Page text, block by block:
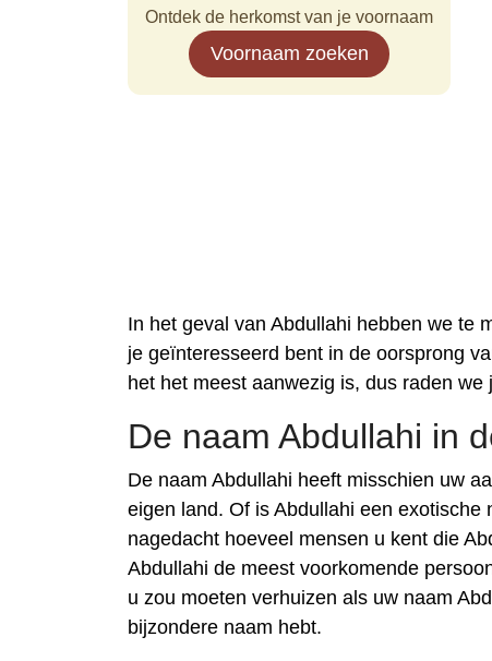
Ontdek de herkomst van je voornaam
Voornaam zoeken
In het geval van Abdullahi hebben we te
je geïnteresseerd bent in de oorsprong
het het meest aanwezig is, dus raden
De naam Abdullahi in
De naam Abdullahi heeft misschien uw
eigen land. Of is Abdullahi een
nagedacht hoeveel mensen u kent die
Abdullahi de meest voorkomende
u zou moeten verhuizen als uw naam
bijzondere naam hebt.